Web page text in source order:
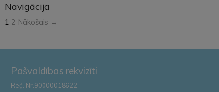
Navigācija
1 2 Nākošais →
Pašvaldības rekvizīti
Reģ. Nr.90000018622